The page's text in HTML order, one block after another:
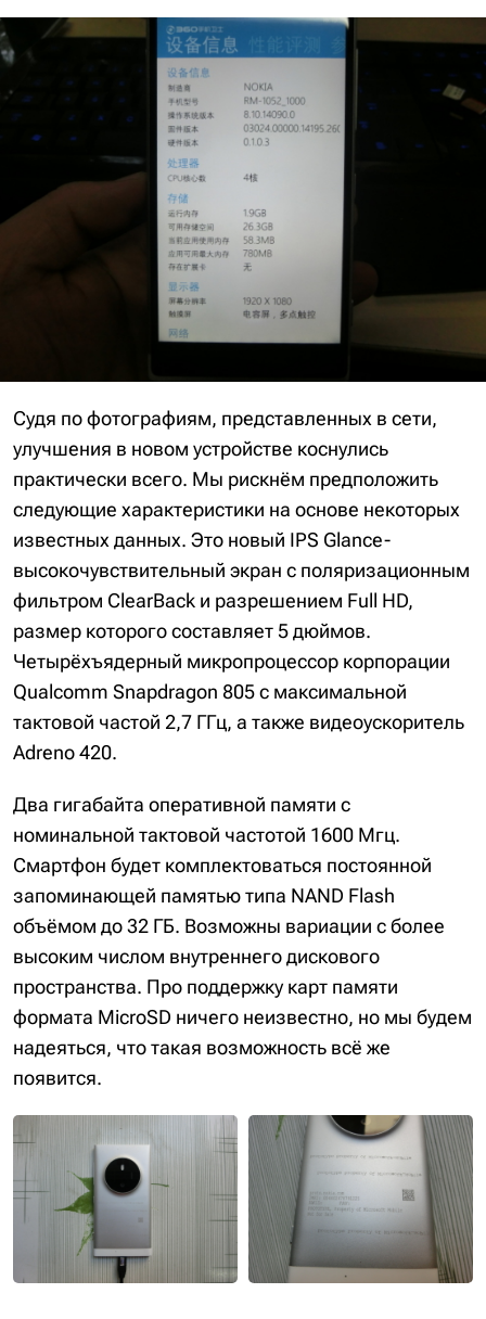
Судя по фотографиям, представленных в сети,
улучшения в новом устройстве коснулись
практически всего. Мы рискнём предположить
следующие характеристики на основе некоторых
известных данных. Это новый IPS Glance-
высокочувствительный экран с поляризационным
фильтром ClearBack и разрешением Full HD,
размер которого составляет 5 дюймов.
Четырёхъядерный микропроцессор корпорации
Qualcomm Snapdragon 805 с максимальной
тактовой частой 2,7 ГГц, а также видеоускоритель
Adreno 420.
Два гигабайта оперативной памяти с
номинальной тактовой частотой 1600 Мгц.
Смартфон будет комплектоваться постоянной
запоминающей памятью типа NAND Flash
объёмом до 32 ГБ. Возможны вариации с более
высоким числом внутреннего дискового
пространства. Про поддержку карт памяти
формата MicroSD ничего неизвестно, но мы будем
надеяться, что такая возможность всё же
появится.